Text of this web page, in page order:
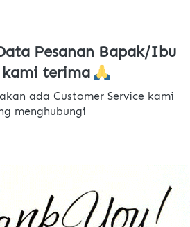
Pesanan Bapak/Ibu
kami terima
ada Customer Service kami
menghubungi